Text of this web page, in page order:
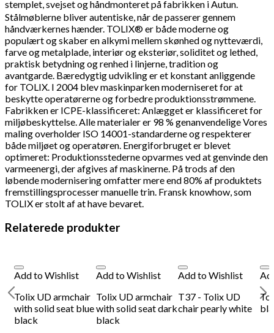
stemplet, svejset og håndmonteret på fabrikken i Autun.
Stålmøblerne bliver autentiske, når de passerer gennem
håndværkernes hænder. TOLIX® er både moderne og
populært og skaber en alkymi mellem skønhed og nytteværdi,
farve og metalplade, interiør og eksteriør, soliditet og lethed,
praktisk betydning og renhed i linjerne, tradition og
avantgarde. Bæredygtig udvikling er et konstant anliggende
for TOLIX. I 2004 blev maskinparken moderniseret for at
beskytte operatørerne og forbedre produktionsstrømmene.
Fabrikken er ICPE-klassificeret: Anlægget er klassificeret for
miljøbeskyttelse. Alle materialer er 98 % genanvendelige Vores
maling overholder ISO 14001-standarderne og respekterer
både miljøet og operatøren. Energiforbruget er blevet
optimeret: Produktionsstederne opvarmes ved at genvinde den
varmeenergi, der afgives af maskinerne. På trods af den
løbende modernisering omfatter mere end 80% af produktets
fremstillingsprocesser manuelle trin. Fransk knowhow, som
TOLIX er stolt af at have bevaret.
Relaterede produkter
Add to Wishlist
Tolix UD armchair
with solid seat blue
black
Add to Wishlist
Tolix UD armchair
with solid seat dark
black
Add to Wishlist
T37 - Tolix UD
chair pearly white